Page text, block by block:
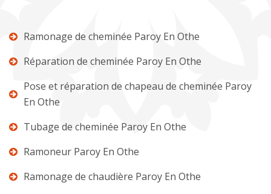
Ramonage de cheminée Paroy En Othe
Réparation de cheminée Paroy En Othe
Pose et réparation de chapeau de cheminée Paroy
En Othe
Tubage de cheminée Paroy En Othe
Ramoneur Paroy En Othe
Ramonage de chaudière Paroy En Othe